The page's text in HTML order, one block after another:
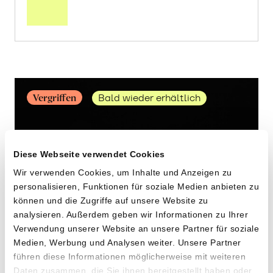
Diese Webseite verwendet Cookies
Wir verwenden Cookies, um Inhalte und Anzeigen zu
personalisieren, Funktionen für soziale Medien anbieten zu
können und die Zugriffe auf unsere Website zu
analysieren. Außerdem geben wir Informationen zu Ihrer
Verwendung unserer Website an unsere Partner für soziale
Medien, Werbung und Analysen weiter. Unsere Partner
führen diese Informationen möglicherweise mit weiteren
Daten zusammen, die Sie ihnen bereitgestellt haben oder
Angus
Vergriffen Bald wieder erhältlich
Sardinen in Olivenöl